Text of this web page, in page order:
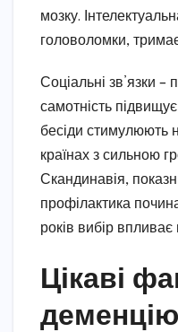
мозку.
головоломки,
Соціальні зв’язки –
самотність
бесіди стимулюють
країнах з сильною
Скандинавія,
профілактика
років вибір впливає
Цікаві
деменцію